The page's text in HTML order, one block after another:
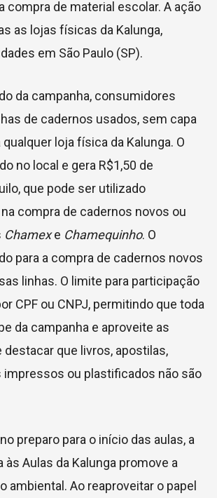
compra de material escolar. A ação
as lojas físicas da Kalunga,
em São Paulo (SP).
da campanha, consumidores
de cadernos usados, sem capa
loja física da Kalunga. O
no local e gera R$1,50 de
que pode ser utilizado
compra de cadernos novos ou
Chamexe Chamequinho. O
para a compra de cadernos novos
linhas. O limite para participação
CPF ou CNPJ, permitindo que toda
da campanha e aproveite as
destacar que livros, apostilas,
impressos ou plastificados não são
preparo para o início das aulas, a
às Aulas da Kalunga promove a
ambiental. Ao reaproveitar o papel